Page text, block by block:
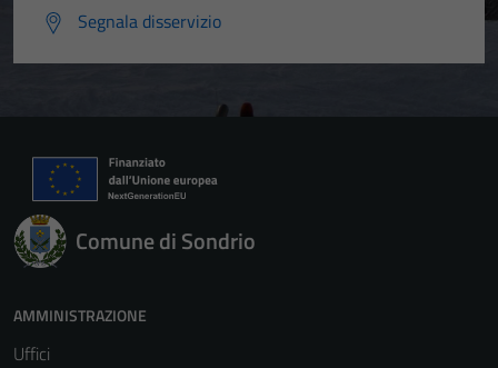
Segnala disservizio
Comune di Sondrio
AMMINISTRAZIONE
Uffici